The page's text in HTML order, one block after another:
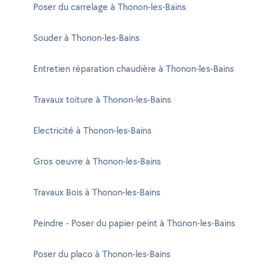
Poser du carrelage à Thonon-les-Bains
Souder à Thonon-les-Bains
Entretien réparation chaudière à Thonon-les-Bains
Travaux toiture à Thonon-les-Bains
Electricité à Thonon-les-Bains
Gros oeuvre à Thonon-les-Bains
Travaux Bois à Thonon-les-Bains
Peindre - Poser du papier peint à Thonon-les-Bains
Poser du placo à Thonon-les-Bains